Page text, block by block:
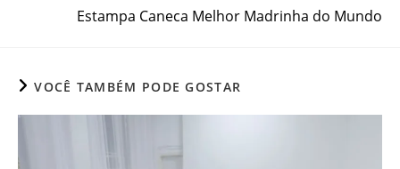
Estampa Caneca Melhor Madrinha do Mundo
VOCÊ TAMBÉM PODE GOSTAR